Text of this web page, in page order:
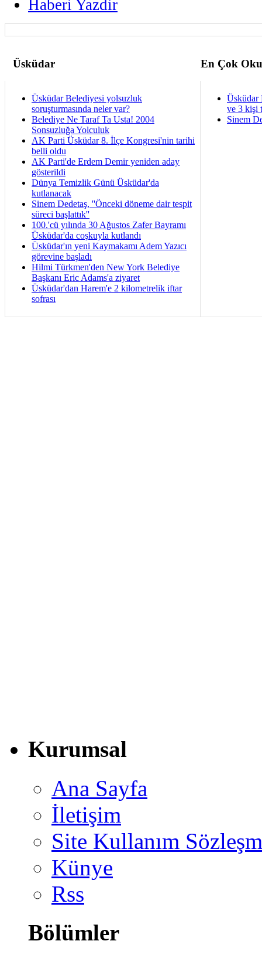
Haberi Yazdir
Üsküdar En Çok
Üsküdar Belediyesi yolsuzluk
soruşturmasında neler var?
Belediye Ne Taraf Ta Usta! 2004
Sonsuzluğa Yolculuk
AK Parti Üsküdar 8. İlçe Kongresi'nin tarihi
belli oldu
AK Parti'de Erdem Demir yeniden aday
gösterildi
Dünya Temizlik Günü Üsküdar'da
kutlanacak
Sinem Dedetaş, ''Önceki döneme dair tespit
süreci başlattık''
100.'cü yılında 30 Ağustos Zafer Bayramı
Üsküdar'da coşkuyla kutlandı
Üsküdar'ın yeni Kaymakamı Adem Yazıcı
görevine başladı
Hilmi Türkmen'den New York Belediye
Başkanı Eric Adams'a ziyaret
Üsküdar'dan Harem'e 2 kilometrelik iftar
sofrası
Üsküdar
ve 3 kişi
Sinem
Kurumsal
Ana Sayfa
İletişim
Site Kullanım
Künye
Rss
Bölümler